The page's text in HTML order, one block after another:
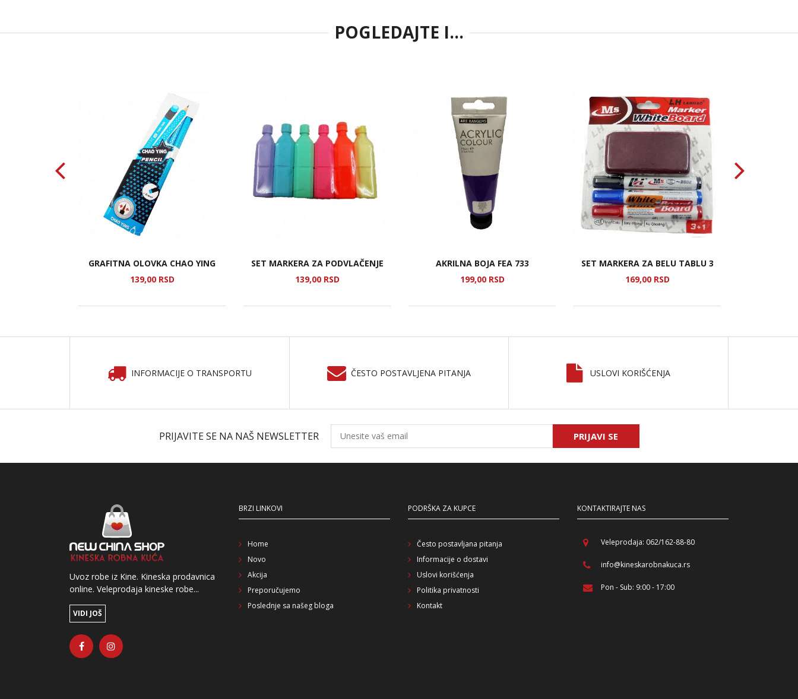
POGLEDAJTE I...
GRAFITNA OLOVKA CHAO YING
139,00 RSD
SET MARKERA ZA PODVLAČENJE
139,00 RSD
AKRILNA BOJA FEA 733
199,00 RSD
SET MARKERA ZA BELU TABLU 3
169,00 RSD
INFORMACIJE O TRANSPORTU ČESTO POSTAVLJENA PITANJA USLOVI KORIŠĆENJA
PRIJAVITE SE NA NAŠ NEWSLETTER PRIJAVI SE
Uvoz robe iz Kine. Kineska prodavnica
online. Veleprodaja kineske robe...
VIDI JOŠ
BRZI LINKOVI
Home
Novo
Akcija
Preporučujemo
Poslednje sa našeg bloga
PODRŠKA ZA KUPCE
Često postavljana pitanja
Informacije o dostavi
Uslovi korišćenja
Politika privatnosti
Kontakt
KONTAKTIRAJTE NAS
Veleprodaja: 062/162-88-80
info@kineskarobnakuca.rs
Pon - Sub: 9:00 - 17:00